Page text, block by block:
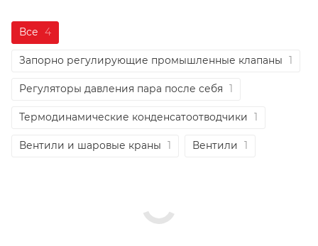
Все 4
Запорно регулирующие промышленные клапаны 1
Регуляторы давления пара после себя 1
Термодинамические конденсатоотводчики 1
Вентили и шаровые краны 1 Вентили 1